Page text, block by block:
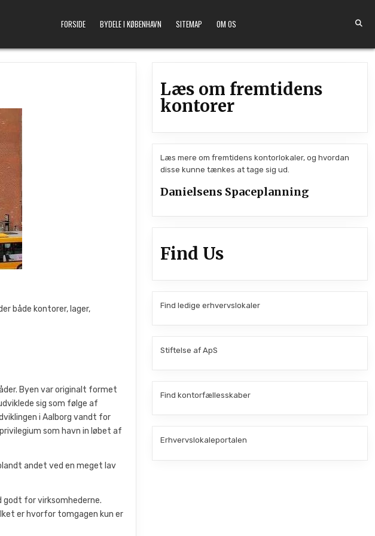
FORSIDE BYDELE I KØBENHAVN SITEMAP OM OS
både kontorer, lager,
Byen var originalt formet
sig som følge af
i Aalborg vandt for
som havn in løbet af
andet ved en meget lav
godt for virksomhederne.
er hvorfor tomgagen kun er
Læs om fremtidens
kontorer
Læs mere om fremtidens kontorlokaler, og hvordan
disse kunne tænkes at tage sig ud.
Danielsens Spaceplanning
Find Us
Find ledige erhvervslokaler
Stiftelse af ApS
Find kontorfællesskaber
Erhvervslokaleportalen